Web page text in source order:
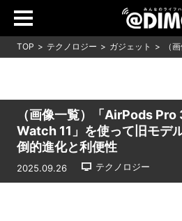
TOP テクノロジー ガジェット （
（画像一覧）「AirPods
Watch 11」を使って旧モデ
倒的進化と利便性
2025.09.26 テクノロジー